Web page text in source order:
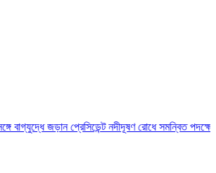
জড়ান প্রেসিডেন্টনদীদূষণ রোধে সমন্বিত পদক্ষেপ